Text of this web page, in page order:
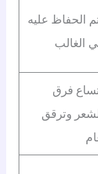
الحفاظ عليه
الغالب
فرق
وترقق